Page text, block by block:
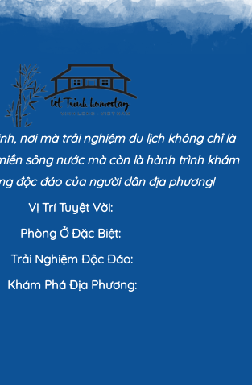
nơi mà trải nghiệm du lịch không chỉ là
sông nước mà còn là hành trình khám
độc đáo của người dân địa phương!
Vị Trí Tuyệt Vời:
Phòng Ở Đặc Biệt:
Trải Nghiệm Độc Đáo:
Khám Phá Địa Phương: